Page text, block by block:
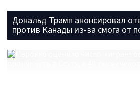
Дональд Трамп анонсировал
против Канады из-за смога от